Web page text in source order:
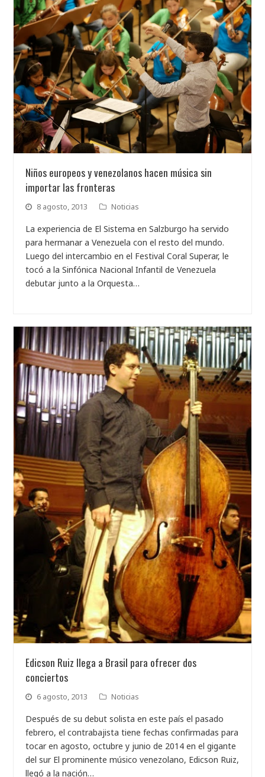
Niños europeos y venezolanos hacen música sin
importar las fronteras
8 agosto, 2013 Noticias
La experiencia de El Sistema en Salzburgo ha servido
para hermanar a Venezuela con el resto del mundo.
Luego del intercambio en el Festival Coral Superar, le
tocó a la Sinfónica Nacional Infantil de Venezuela
debutar junto a la Orquesta…
Edicson Ruiz llega a Brasil para ofrecer dos
conciertos
6 agosto, 2013 Noticias
Después de su debut solista en este país el pasado
febrero, el contrabajista tiene fechas confirmadas para
tocar en agosto, octubre y junio de 2014 en el gigante
del sur El prominente músico venezolano, Edicson Ruiz,
llegó a la nación…